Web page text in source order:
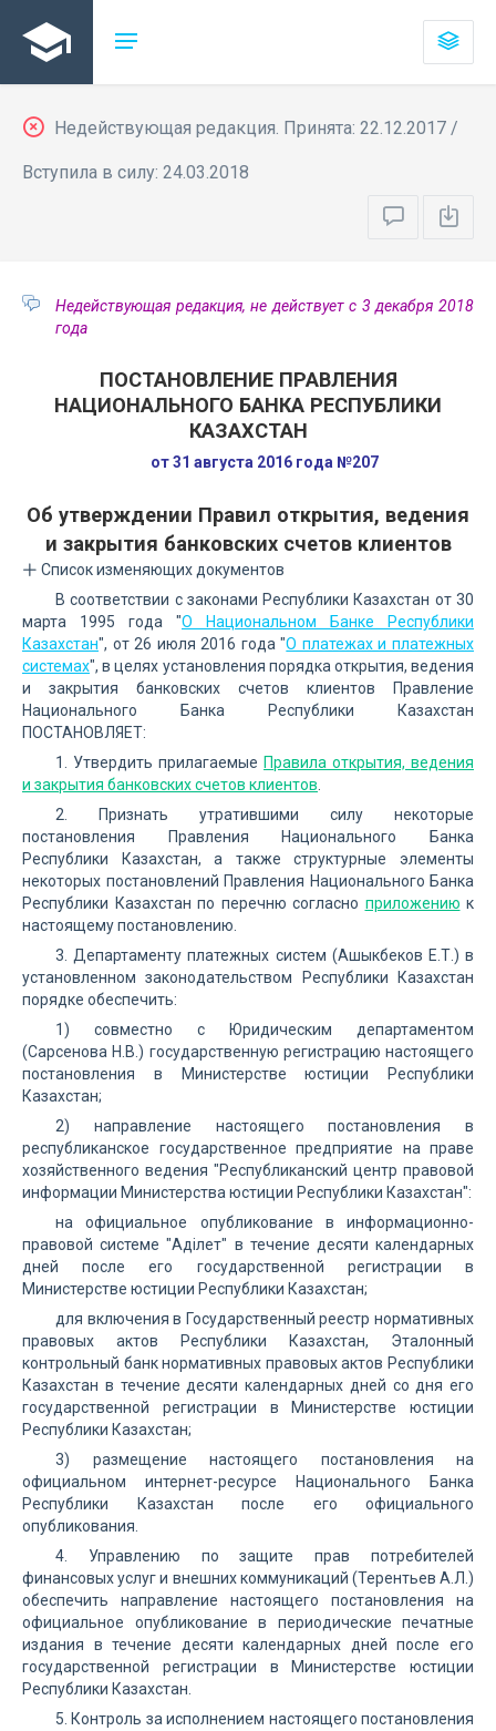
Недействующая редакция. Принята: 22.12.2017 /
Вступила в силу: 24.03.2018
Недействующая редакция, не действует с 3 декабря 2018
года
ПОСТАНОВЛЕНИЕ ПРАВЛЕНИЯ
НАЦИОНАЛЬНОГО БАНКА РЕСПУБЛИКИ
КАЗАХСТАН
от 31 августа 2016 года №207
Об утверждении Правил открытия, ведения
и закрытия банковских счетов клиентов
Список изменяющих документов
В соответствии с законами Республики Казахстан от 30
марта 1995 года "О Национальном Банке Республики
Казахстан", от 26 июля 2016 года "О платежах и платежных
системах", в целях установления порядка открытия, ведения
и закрытия банковских счетов клиентов Правление
Национального Банка Республики Казахстан
ПОСТАНОВЛЯЕТ:
1. Утвердить прилагаемые Правила открытия, ведения
и закрытия банковских счетов клиентов
2. Признать утратившими силу некоторые
постановления Правления Национального Банка
Республики Казахстан, а также структурные элементы
некоторых постановлений Правления Национального Банка
Республики Казахстан по перечню согласно приложению к
настоящему постановлению.
3. Департаменту платежных систем (Ашыкбеков Е.Т.) в
установленном законодательством Республики Казахстан
порядке обеспечить:
1) совместно с Юридическим департаментом
(Сарсенова Н.В.) государственную регистрацию настоящего
постановления в Министерстве юстиции Республики
Казахстан;
2) направление настоящего постановления в
республиканское государственное предприятие на праве
хозяйственного ведения "Республиканский центр правовой
информации Министерства юстиции Республики Казахстан":
на официальное опубликование в информационно-
правовой системе "Аділет" в течение десяти календарных
дней после его государственной регистрации в
Министерстве юстиции Республики Казахстан;
для включения в Государственный реестр нормативных
правовых актов Республики Казахстан, Эталонный
контрольный банк нормативных правовых актов Республики
Казахстан в течение десяти календарных дней со дня его
государственной регистрации в Министерстве юстиции
Республики Казахстан;
3) размещение настоящего постановления на
официальном интернет-ресурсе Национального Банка
Республики Казахстан после его официального
опубликования.
4. Управлению по защите прав потребителей
финансовых услуг и внешних коммуникаций (Терентьев А.Л.)
обеспечить направление настоящего постановления на
официальное опубликование в периодические печатные
издания в течение десяти календарных дней после его
государственной регистрации в Министерстве юстиции
Республики Казахстан.
5. Контроль за исполнением настоящего постановления